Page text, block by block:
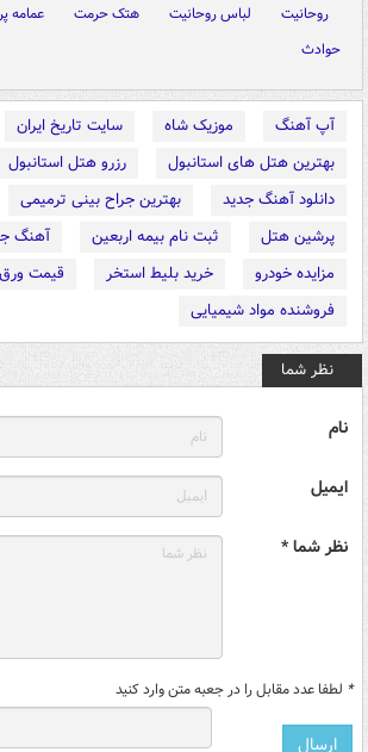
روحانیت لباس روحانیت هتک حرمت عمامه
حوادث
آپ آهنگ موزیک شاه
سایت تاریخ ایران
بهترین هتل های استانبول
رزرو هتل استانبول
دانلود آهنگ جدید
بهترین جراح بینی ترمیمی
پرشین هتل
ثبت نام بیمه اربعین
آهنگ
مزایده خودرو
خرید بلیط استخر
قیمت
فروشنده مواد شیمیایی
نظر شما
نام
ایمیل
نظر شما *
* لطفا عدد مقابل را در جعبه متن وارد کنید